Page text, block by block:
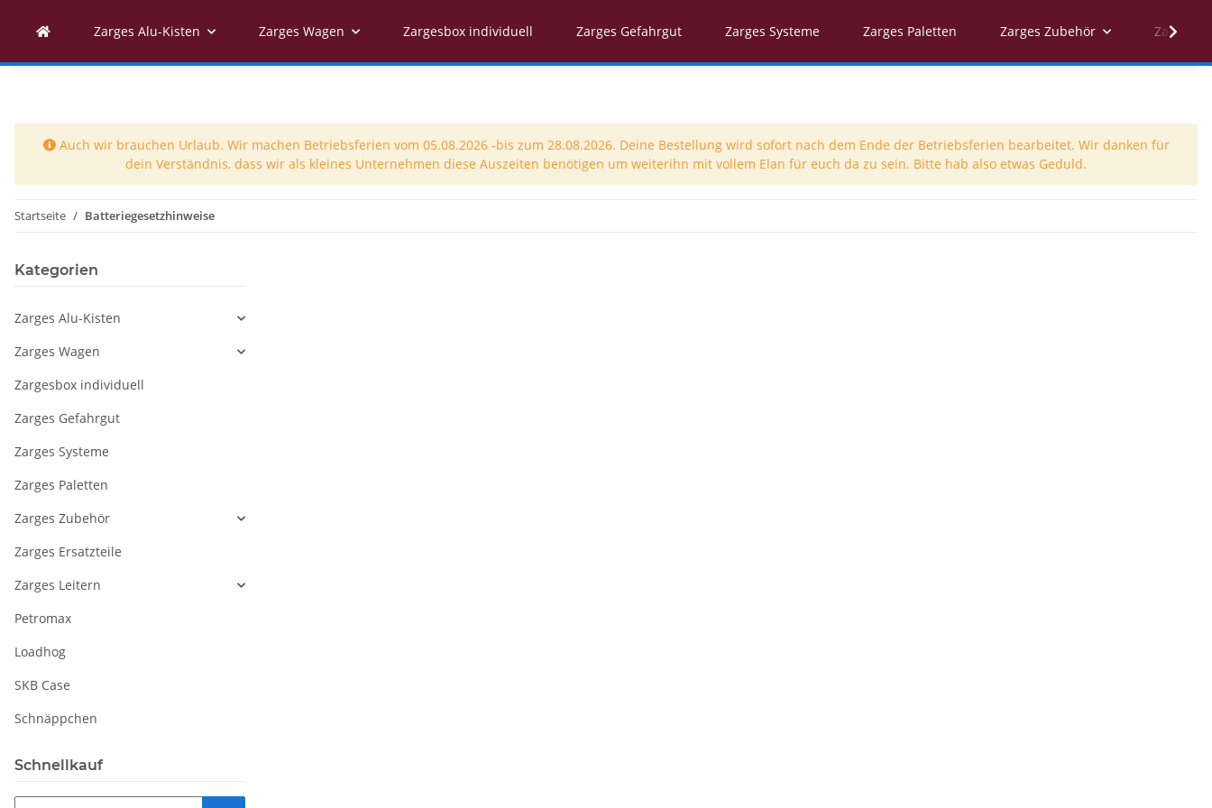
Zarges Alu-Kisten Zarges Wagen Zargesbox individuell Zarges Gefahrgut Zarges Systeme Zarges Paletten Zarges Zubehör Zarges
Auch wir brauchen Urlaub. Wir machen Betriebsferien vom 05.08.2026 -bis zum 28.08.2026. Deine Bestellung wird sofort nach dem Ende der Betriebsferien bearbeitet. Wir danken für
dein Verständnis, dass wir als kleines Unternehmen diese Auszeiten benötigen um weiterihn mit vollem Elan für euch da zu sein. Bitte hab also etwas Geduld.
Startseite Batteriegesetzhinweise
Kategorien
Zarges Alu-Kisten
Zarges Wagen
Zargesbox individuell
Zarges Gefahrgut
Zarges Systeme
Zarges Paletten
Zarges Zubehör
Zarges Ersatzteile
Zarges Leitern
Petromax
Loadhog
SKB Case
Schnäppchen
Schnellkauf